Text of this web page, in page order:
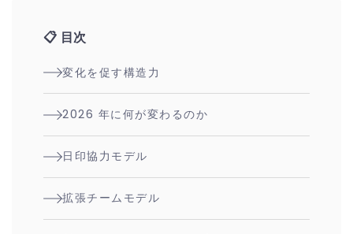
📋 目次
変化を促す構造力
2026 年に何が変わるのか
日印協力モデル
拡張チームモデル